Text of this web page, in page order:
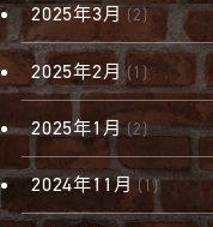
2025年3月 (2)
2025年2月 (1)
2025年1月(2)
2024年11月(1)